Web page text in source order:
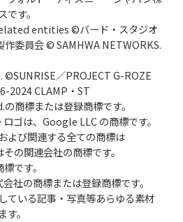
す。
entities ©バード・スタジオ
委員会 © SAMHWA NETWORKS.
／PROJECT G-ROZE
2024 CLAMP・ST
商標または登録商標です。
ゴは、Google LLC の商標です。
び関連する全ての商標は
の関連会社の商標です。
です。
社の商標または登録商標です。
ている記事・写真等あらゆる素材
。